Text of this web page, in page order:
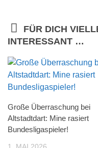
FÜR DICH
INTERESSANT …
Große Überraschung bei
Altstadtdart: Mine rasiert
Bundesligaspieler!